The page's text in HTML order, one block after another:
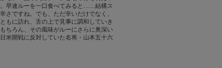
早速ルーを一口食べてみると……結構ス
ですね。でも、ただ辛いだけでなく、
もに訪れ、舌の上で見事に調和していき
ちろん、その風味がルーにさらに奥深い
米開戦に反対していた名将・山本五十六